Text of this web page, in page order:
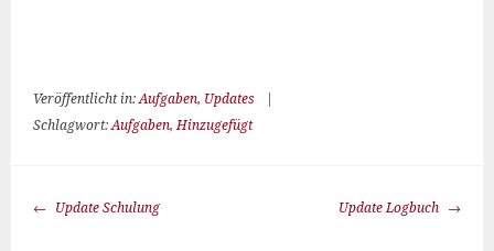
Veröffentlicht in:Aufgaben, Updates
Schlagwort:Aufgaben,Hinzugefügt
Update Schulung Update Logbuch